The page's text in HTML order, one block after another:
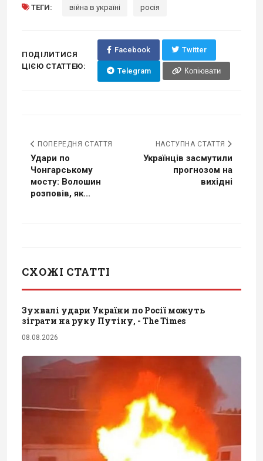
ТЕГИ: війна в україні росія
ПОДІЛИТИСЯ
ЦІЄЮ СТАТТЕЮ:
Facebook Twitter
Telegram Копіювати
ПОПЕРЕДНЯ СТАТТЯ
Удари по
Чонгарському
мосту: Волошин
розповів, як...
НАСТУПНА СТАТТЯ
Українців засмутили
прогнозом на
вихідні
СХОЖІ СТАТТІ
Зухвалі удари України по Росії можуть
зіграти на руку Путіну, - The Times
08.08.2026